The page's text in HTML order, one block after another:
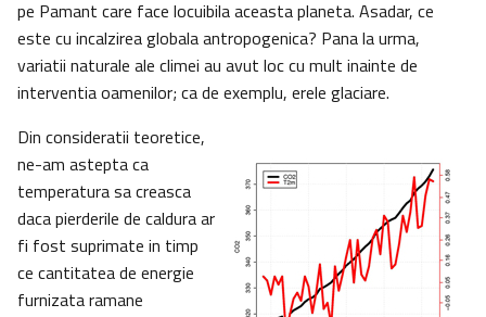
pe Pamant care face locuibila aceasta planeta. Asadar, ce
este cu incalzirea globala antropogenica? Pana la urma,
variatii naturale ale climei au avut loc cu mult inainte de
interventia oamenilor; ca de exemplu, erele glaciare.
Din consideratii teoretice,
ne-am astepta ca
temperatura sa creasca
daca pierderile de caldura ar
fi fost suprimate in timp
ce cantitatea de energie
furnizata ramane